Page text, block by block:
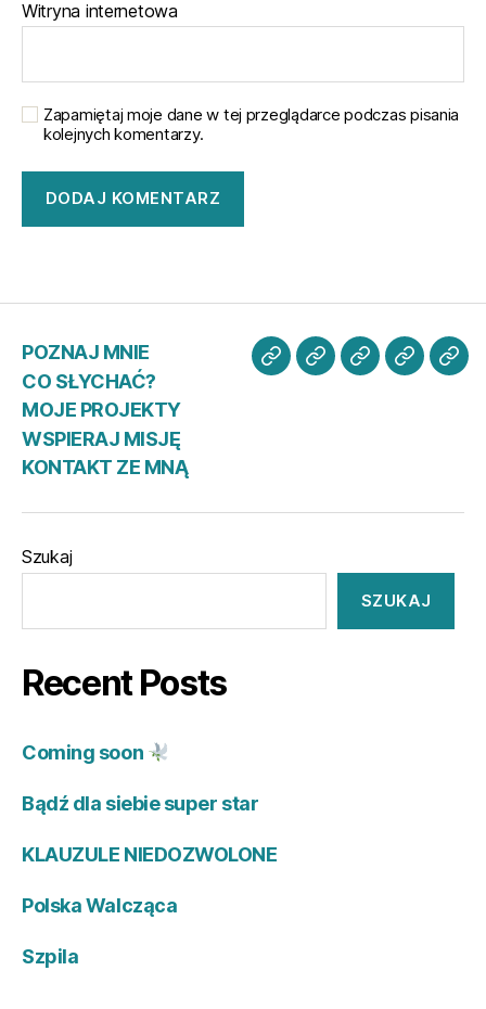
Witryna internetowa
Zapamiętaj moje dane w tej przeglądarce podczas pisania
kolejnych komentarzy.
POZNAJ MNIE
CO SŁYCHAĆ?
MOJE PROJEKTY
WSPIERAJ MISJĘ
KONTAKT ZE MNĄ
POZNAJ
CO
MOJE
Szukaj
SZUKAJ
Recent Posts
Coming soon
Bądź dla siebie super star
KLAUZULE NIEDOZWOLONE
Polska Walcząca
Szpila